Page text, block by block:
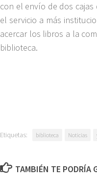
con el envío de dos
el servicio a más
acercar los libros a la
biblioteca.
Etiquetas: biblioteca Noticias
TAMBIÉN TE PODRÍA